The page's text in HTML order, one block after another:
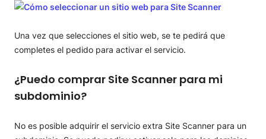
Una vez que selecciones el sitio web, se te pedirá que
completes el pedido para activar el servicio.
¿Puedo comprar Site Scanner para mi
subdominio?
No es posible adquirir el servicio extra Site Scanner para un